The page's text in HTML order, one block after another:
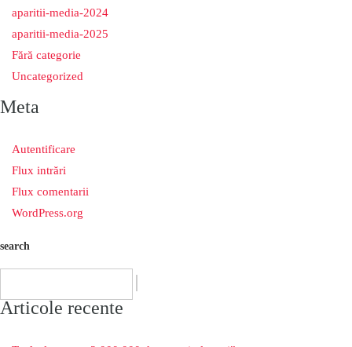
aparitii-media-2024
aparitii-media-2025
Fără categorie
Uncategorized
Meta
Autentificare
Flux intrări
Flux comentarii
WordPress.org
search
Articole recente